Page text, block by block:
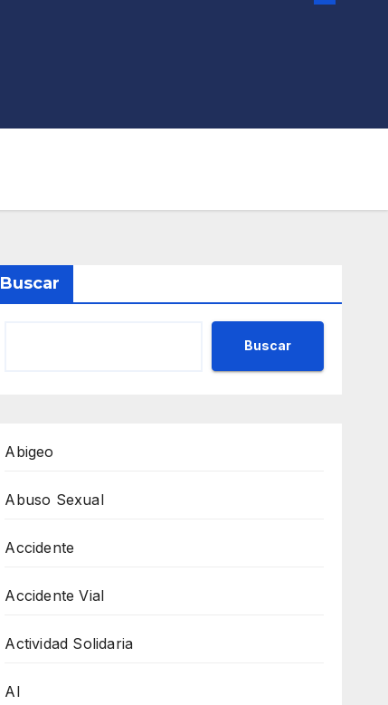
Buscar
Buscar
Abigeo
Abuso Sexual
Accidente
Accidente Vial
Actividad Solidaria
AI